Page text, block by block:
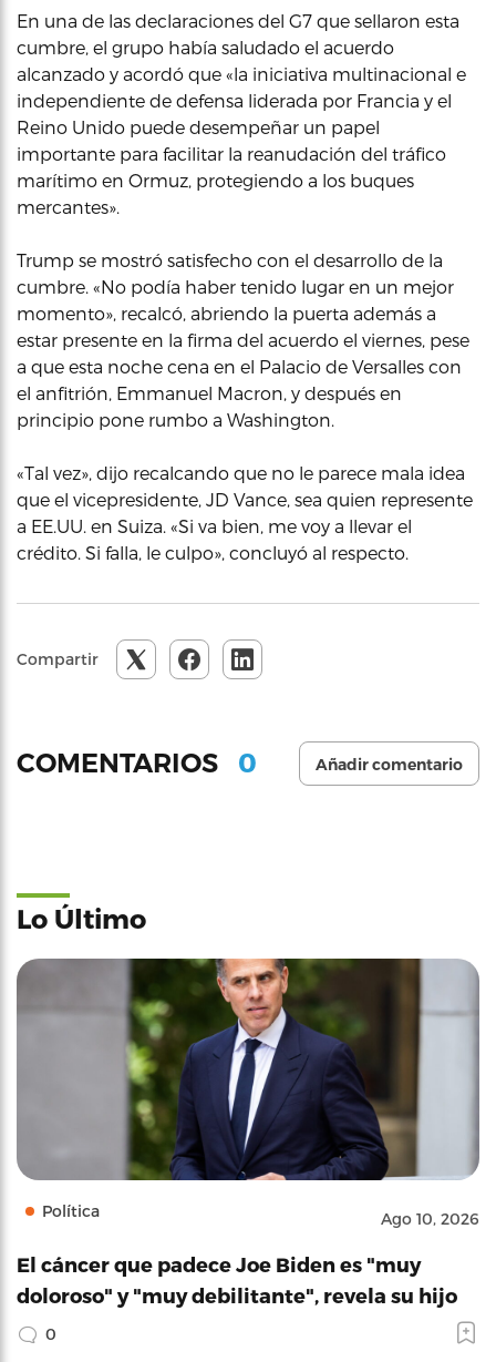
En una de las declaraciones del G7 que sellaron esta
cumbre, el grupo había saludado el acuerdo
alcanzado y acordó que «la iniciativa multinacional e
independiente de defensa liderada por Francia y el
Reino Unido puede desempeñar un papel
importante para facilitar la reanudación del tráfico
marítimo en Ormuz, protegiendo a los buques
mercantes».
Trump se mostró satisfecho con el desarrollo de la
cumbre. «No podía haber tenido lugar en un mejor
momento», recalcó, abriendo la puerta además a
estar presente en la firma del acuerdo el viernes, pese
a que esta noche cena en el Palacio de Versalles con
el anfitrión, Emmanuel Macron, y después en
principio pone rumbo a Washington.
«Tal vez», dijo recalcando que no le parece mala idea
que el vicepresidente, JD Vance, sea quien represente
a EE.UU. en Suiza. «Si va bien, me voy a llevar el
crédito. Si falla, le culpo», concluyó al respecto.
Compartir
COMENTARIOS 0 Añadir comentario
Lo Último
Política Ago 10, 2026
El cáncer que padece Joe Biden es "muy
doloroso" y "muy debilitante", revela su hijo
0